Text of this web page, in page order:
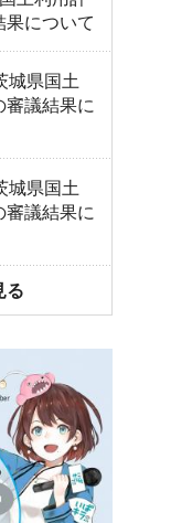
果について
城県国土
審議結果に
城県国土
審議結果に
る